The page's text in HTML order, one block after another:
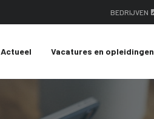
BEDRIJVEN
Actueel Vacatures en opleidingen